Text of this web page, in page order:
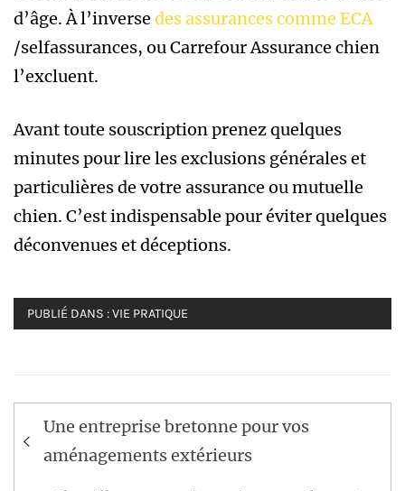
d’âge. À l’inverse des assurances comme ECA
/selfassurances, ou Carrefour Assurance chien
l’excluent.
Avant toute souscription prenez quelques
minutes pour lire les exclusions générales et
particulières de votre assurance ou mutuelle
chien. C’est indispensable pour éviter quelques
déconvenues et déceptions.
PUBLIÉ DANS :VIE PRATIQUE
Navigation
de
l’article
Une entreprise bretonne pour vos
aménagements extérieurs